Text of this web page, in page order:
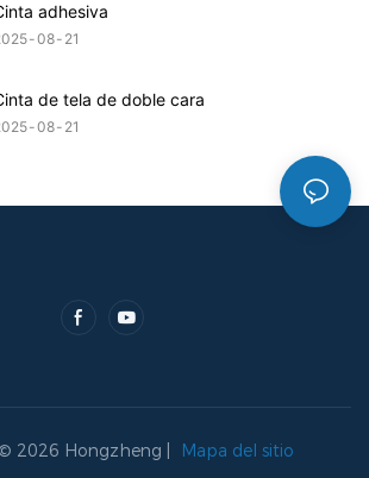
adhesiva
08 21
de tela de doble cara
08 21
2026 Hongzheng | Mapa del sitio